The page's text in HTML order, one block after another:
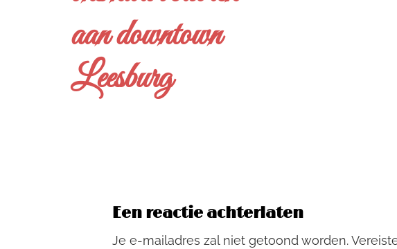
aan downtown
Leesburg
Een reactie achterlaten
Je e-mailadres zal niet getoond worden.